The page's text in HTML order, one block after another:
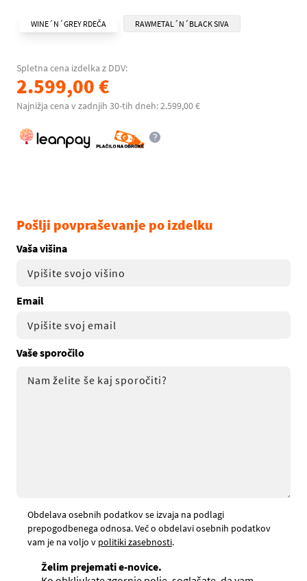
WINE´N´GREY RDEČA RAWMETAL´N´BLACK SIVA
Spletna cena izdelka z DDV:
2.599,00 €
Najnižja cena v zadnjih 30-tih dneh: 2.599,00 €
Pošlji povpraševanje po izdelku
Vaša višina
Email
Vaše sporočilo
Obdelava osebnih podatkov se izvaja na podlagi
prepogodbenega odnosa. Več o obdelavi osebnih podatkov
vam je na voljo v politiki zasebnosti.
Želim prejemati e-novice.